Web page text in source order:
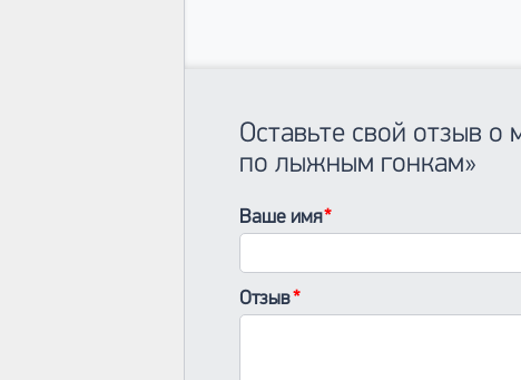
Оставьте свой отзыв
по лыжным гонкам»
Ваше имя
Отзыв